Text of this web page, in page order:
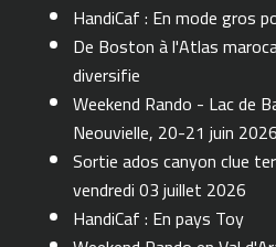
HandiCaf : En mode gros
De Boston à l'Atlas
diversifie
Weekend Rando - Lac de
Neouvielle, 20-21 juin 2026
Sortie ados canyon clue
vendredi 03 juillet 2026
HandiCaf : En pays Toy